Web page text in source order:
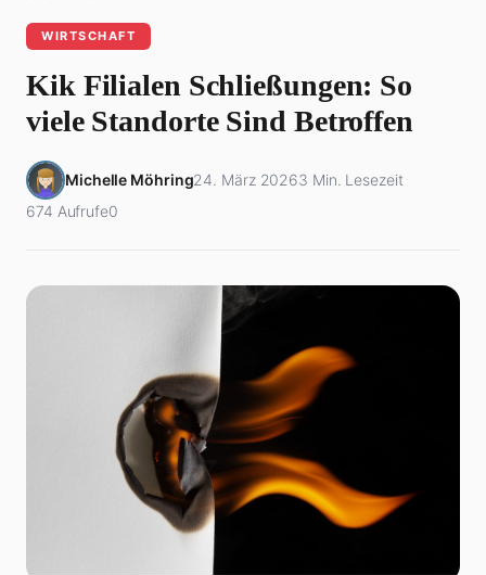
WIRTSCHAFT
Kik Filialen Schließungen: So
viele Standorte Sind Betroffen
Michelle Möhring24. März 20263 Min. Lesezeit
674 Aufrufe0